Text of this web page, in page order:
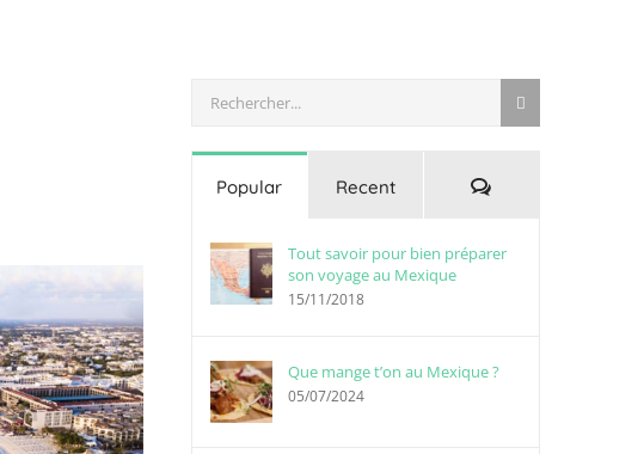
Popular Recent Commentaires
Tout savoir pour bien préparer
son voyage au Mexique
15/11/2018
Que mange t’on au Mexique ?
05/07/2024